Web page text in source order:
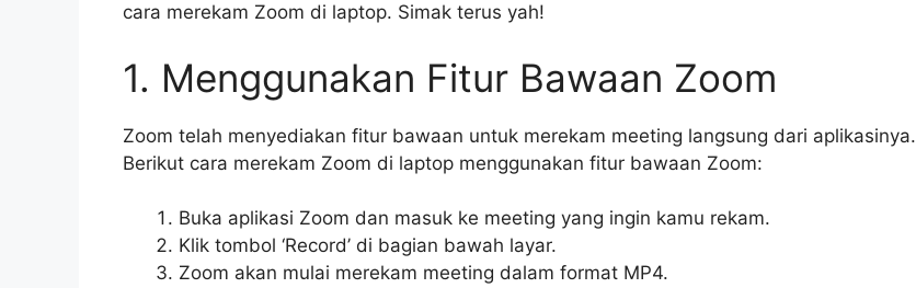
cara merekam Zoom di laptop. Simak terus yah!
1. Menggunakan Fitur Bawaan Zoom
Zoom telah menyediakan fitur bawaan untuk merekam meeting langsung dari aplikasinya.
Berikut cara merekam Zoom di laptop menggunakan fitur bawaan Zoom:
Buka aplikasi Zoom dan masuk ke meeting yang ingin kamu rekam.
Klik tombol ‘Record’ di bagian bawah layar.
Zoom akan mulai merekam meeting dalam format MP4.